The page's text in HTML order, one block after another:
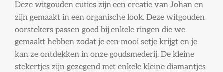
Deze witgouden cuties zijn een creatie van Johan en
zijn gemaakt in een organische look. Deze witgouden
oorstekers passen goed bij enkele ringen die we
gemaakt hebben zodat je een mooi setje krijgt en je
kan ze ontdekken in onze goudsmederij. De kleine
stekertjes zijn gezegend met enkele kleine diamantjes